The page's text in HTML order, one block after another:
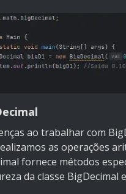
ao trabalhar com
as operações
fornece métodos
da classe BigDecimal